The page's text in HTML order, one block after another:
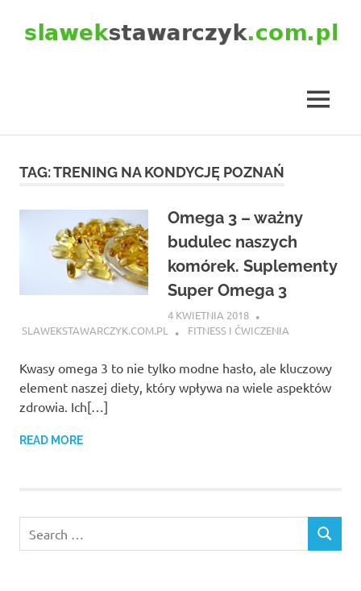
MENU
TAG:TRENING NA KONDYCJĘ POZNAŃ
Omega 3 – ważny
budulec naszych
komórek. Suplementy
Super Omega 3
4 KWIETNIA 2018
SLAWEKSTAWARCZYK.COM.PL
FITNESS I ĆWICZENIA
Kwasy omega 3 to nie tylko modne hasło, ale kluczowy
element naszej diety, który wpływa na wiele aspektów
zdrowia. Ich[…]
READ MORE